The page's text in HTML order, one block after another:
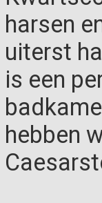
harsen
uiterst
is een
hebben